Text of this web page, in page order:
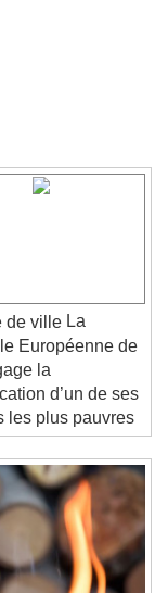
LIVE
La
Européenne de
la
d’un de ses
les plus pauvres